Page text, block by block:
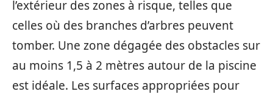
l’extérieur des zones à risque, telles que
celles où des branches d’arbres peuvent
tomber. Une zone dégagée des obstacles sur
au moins 1,5 à 2 mètres autour de la piscine
est idéale. Les surfaces appropriées pour